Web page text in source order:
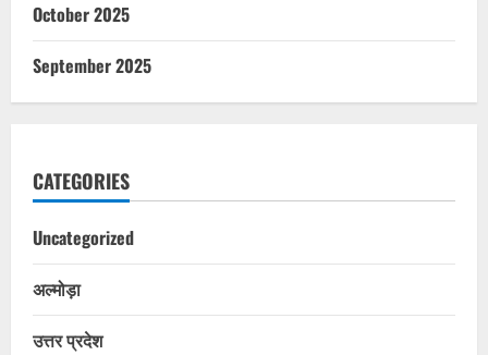
October 2025
September 2025
CATEGORIES
Uncategorized
अल्मोड़ा
उत्तर प्रदेश